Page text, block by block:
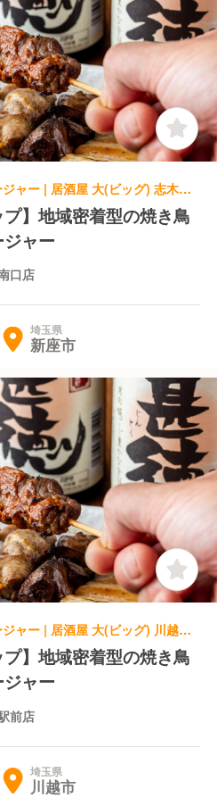
焼き鳥, 居酒屋 | エリアマネージャー | 居酒屋 大(ビッグ) 志木南口店
プ】地域密着型の焼き鳥
ャー
口店
埼玉県
新座市
焼き鳥, 居酒屋 | エリアマネージャー | 居酒屋 大(ビッグ) 川越駅前店
プ】地域密着型の焼き鳥
ャー
前店
埼玉県
川越市